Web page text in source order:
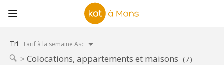
Tri Tarif à la semaine Asc
Colocations, appartements et maisons (7)